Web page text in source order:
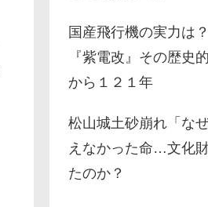
国産飛行機の実力は
『紫電改』その歴史
から１２１年
松山城土砂崩れ「な
えなかった命…文化
たのか？